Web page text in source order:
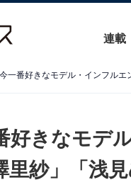
連載
一番好きなモデル・インフル
好きなモデ
里紗」「浅